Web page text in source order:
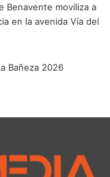
Benavente moviliza a
en la avenida Vía del
Bañeza 2026